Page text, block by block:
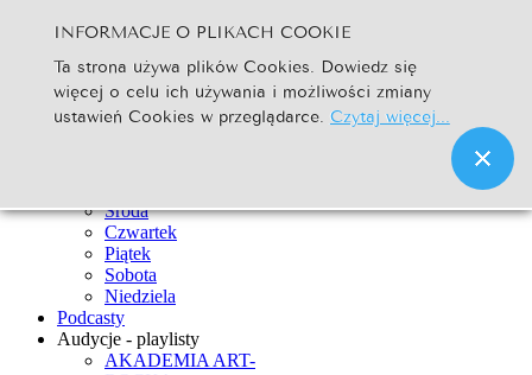
Szukaj... Go
Strona Główna
Newsy
Środa
Czwartek
Piątek
Sobota
Niedziela
Podcasty
Audycje - playlisty
AKADEMIA ART-
INFORMACJE O PLIKACH COOKIE
Ta strona używa plików Cookies. Dowiedz się
więcej o celu ich używania i możliwości zmiany
ustawień Cookies w przeglądarce. Czytaj więcej...